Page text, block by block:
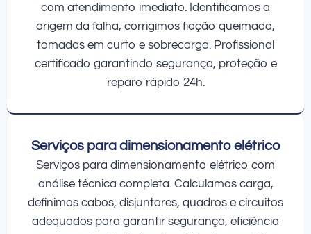
com atendimento imediato. Identificamos a
origem da falha, corrigimos fiação queimada,
tomadas em curto e sobrecarga. Profissional
certificado garantindo segurança, proteção e
reparo rápido 24h.
Serviços para dimensionamento elétrico
Serviços para dimensionamento elétrico com
análise técnica completa. Calculamos carga,
definimos cabos, disjuntores, quadros e circuitos
adequados para garantir segurança, eficiência